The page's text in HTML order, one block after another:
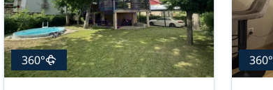
360° 360°